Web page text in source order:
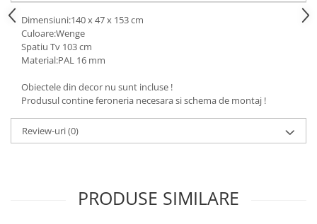
Dimensiuni:140 x 47 x 153 cm
Culoare:Wenge
Spatiu Tv 103 cm
Material:PAL 16 mm
Obiectele din decor nu sunt incluse !
Produsul contine feroneria necesara si schema de montaj !
Review-uri(0)
PRODUSE SIMILARE